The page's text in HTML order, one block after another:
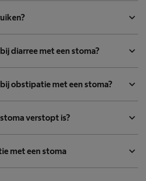
expand_more
diarree met een stoma? expand_more
obstipatie met een stoma? expand_more
verstopt is? expand_more
met een stoma expand_more